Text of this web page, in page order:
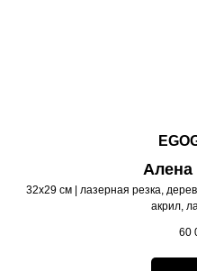
32х29 см | лазерная резка,
акрил,
60